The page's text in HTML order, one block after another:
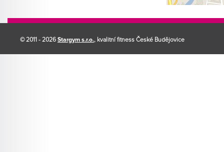
© 2011 - 2026 Stargym s.r.o., kvalitní fitness České Budějovice